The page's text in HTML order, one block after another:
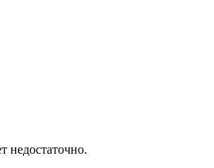
недостаточно.